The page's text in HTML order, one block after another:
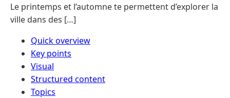
Le printemps et l’automne te permettent d’explorer la
ville dans des […]
Quick overview
Key points
Visual
Structured content
Topics